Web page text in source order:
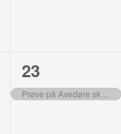
1
begivenhed,
23